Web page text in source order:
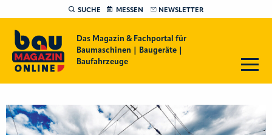
SUCHE MESSEN NEWSLETTER
Das Magazin & Fachportal für
Baumaschinen | Baugeräte |
Baufahrzeuge